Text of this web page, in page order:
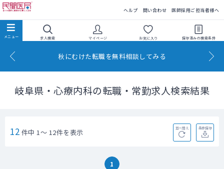
ヘルプ 問い合わせ 医師採用ご担当者様へ
求人検索 マイページ お気に入り 保存済みの検索条件
秋にむけた転職を無料相談してみる
岐阜県・心療内科の転職・常勤求人検索結果
12 件中 1～ 12件を表示 並べ替え 条件保存
1